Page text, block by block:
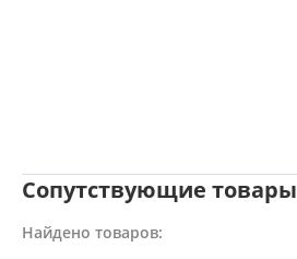
Сопутствующие товары
Найдено товаров: